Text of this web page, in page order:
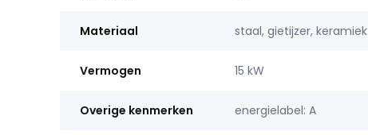
Materiaal staal, gietijzer, keramiek
Vermogen 15 kW
Overige kenmerken energielabel: A